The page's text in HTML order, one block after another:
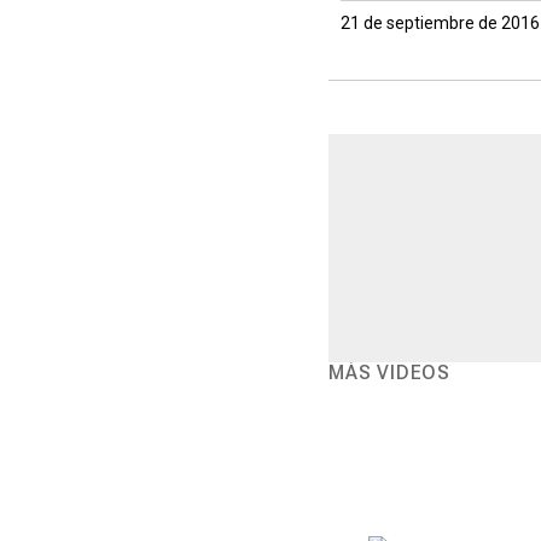
21 de septiembre de
MÁS VIDEOS